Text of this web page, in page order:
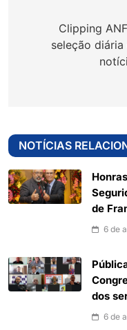
Post
Clipping
seleção diária
NOTÍCIAS
de
6 de
dos
6 de